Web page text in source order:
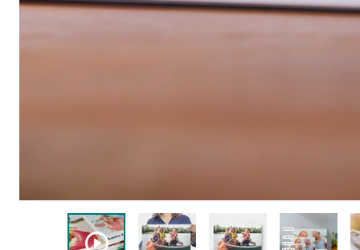
play_button_fill